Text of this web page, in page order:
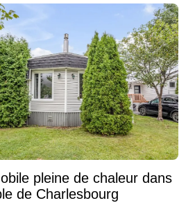
pleine de chaleur dans
de Charlesbourg